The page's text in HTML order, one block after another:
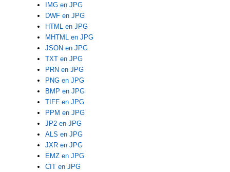
IMG en JPG
DWF en JPG
HTML en JPG
MHTML en JPG
JSON en JPG
TXT en JPG
PRN en JPG
PNG en JPG
BMP en JPG
TIFF en JPG
PPM en JPG
JP2 en JPG
ALS en JPG
JXR en JPG
EMZ en JPG
CIT en JPG